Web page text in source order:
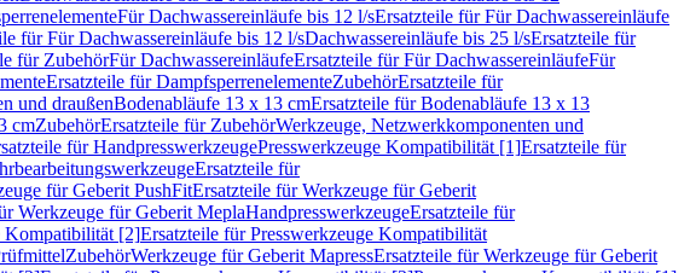
Für Dachwassereinläufe bis 12 l/sErsatzteile für Für Dachwassereinläufe
für Für Dachwassereinläufe bis 12 l/sDachwassereinläufe bis 25 l/sErsatzteile für
für ZubehörFür DachwassereinläufeErsatzteile für Für DachwassereinläufeFür
Ersatzteile für DampfsperrenelementeZubehörErsatzteile für
und draußenBodenabläufe 13 x 13 cmErsatzteile für Bodenabläufe 13 x 13
cmZubehörErsatzteile für ZubehörWerkzeuge, Netzwerkkomponenten und
für HandpresswerkzeugePresswerkzeuge Kompatibilität [1]Ersatzteile für
Ersatzteile für
für Geberit PushFitErsatzteile für Werkzeuge für Geberit
Werkzeuge für Geberit MeplaHandpresswerkzeugeErsatzteile für
Kompatibilität [2]Ersatzteile für Presswerkzeuge Kompatibilität
ZubehörWerkzeuge für Geberit MapressErsatzteile für Werkzeuge für Geberit